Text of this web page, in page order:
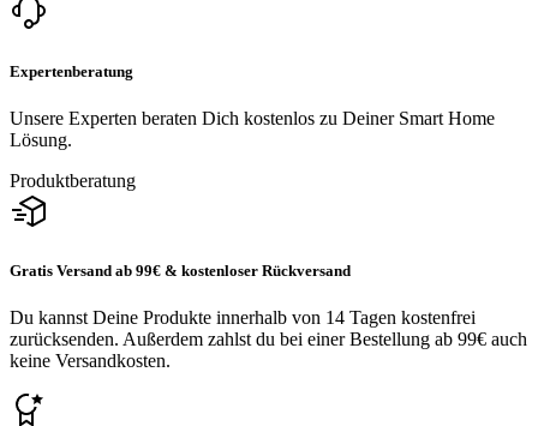
Expertenberatung
Unsere Experten beraten Dich kostenlos zu Deiner Smart Home
Lösung.
Produktberatung
Gratis Versand ab 99€ & kostenloser Rückversand
Du kannst Deine Produkte innerhalb von 14 Tagen kostenfrei
zurücksenden. Außerdem zahlst du bei einer Bestellung ab 99€ auch
keine Versandkosten.